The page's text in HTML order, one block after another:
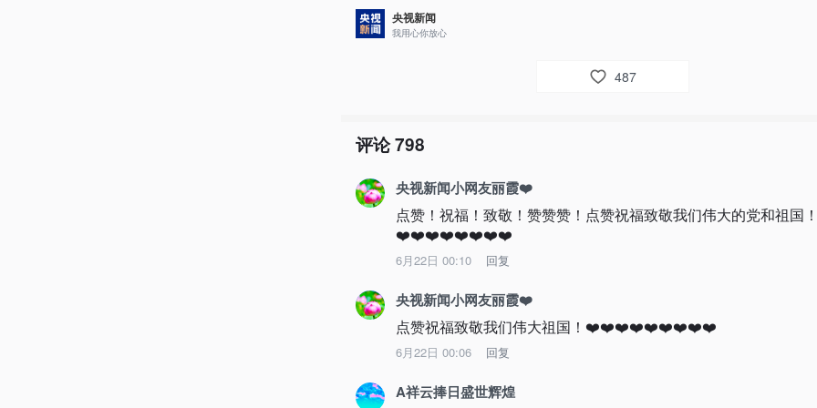
央视新闻
我用心你放心
487
评论798
央视新闻小网友丽霞❤️
点赞！祝福！致敬！赞赞赞！点赞祝福致敬我们伟大的党和祖国
❤️❤️❤️❤️❤️❤️❤️❤️
6月22日 00:10 回复
央视新闻小网友丽霞❤️
点赞祝福致敬我们伟大祖国！❤️❤️❤️❤️❤️❤️❤️❤️❤️
6月22日 00:06 回复
A祥云捧日盛世辉煌